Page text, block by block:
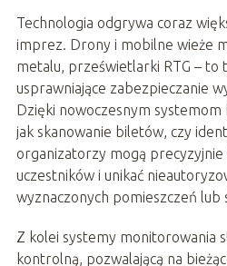
Technologia odgrywa coraz
imprez. Drony i mobilne wieże
metalu, prześwietlarki RTG –
usprawniające zabezpieczanie
Dzięki nowoczesnym
jak skanowanie biletów, czy
organizatorzy mogą
uczestników i unikać
wyznaczonych pomieszczeń lub
Z kolei systemy monitorowania
kontrolną, pozwalającą na